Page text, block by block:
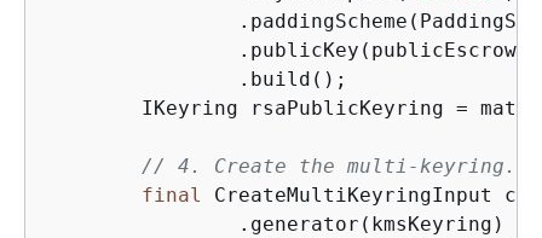
                .build();
IKeyring rsaPublicKeyring =
// 4. Create the multi-keyring.
final
CreateMultiKeyringInput
                .generator(kmsKeyring)